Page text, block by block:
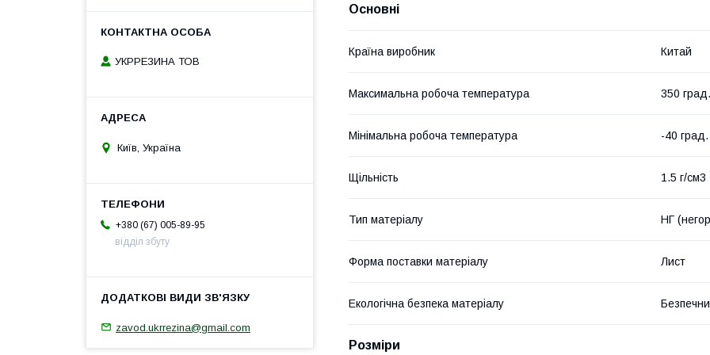
Основні
Країна виробник Китай
Максимальна робоча температура 350 град.
Мінімальна робоча температура -40 град.
Щільність 1.5 г/см3
Тип матеріалу НГ
Форма поставки матеріалу Лист
Екологічна безпека матеріалу
Розміри
УКРРЕЗИНА ТОВ
Київ, Україна
+380 (67) 005-89-95
відділ збуту
zavod.ukrrezina@gmail.com